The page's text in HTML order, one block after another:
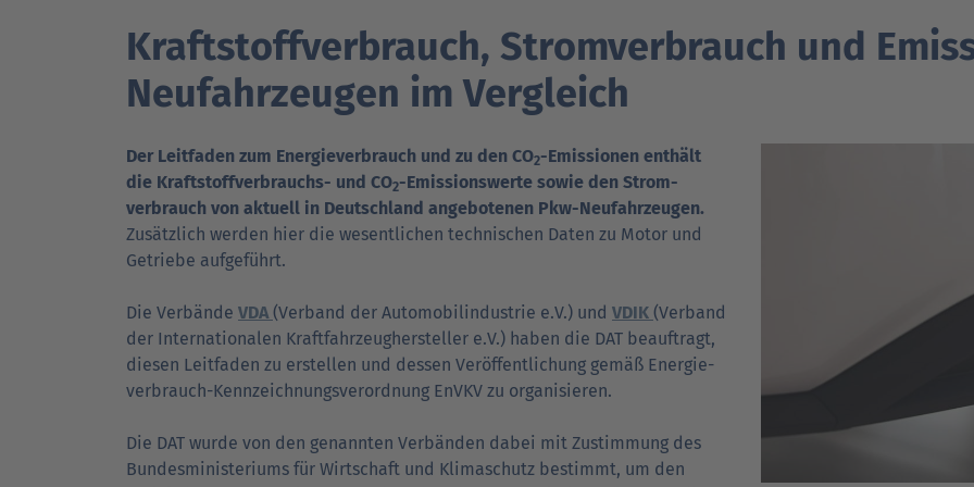
DAT Akademie: Webinare & Seminare für Kunden
DAT Akademie: Webinare & Seminare für Kunden
DAT Report Newsletter
Verträgt mein Auto B10- oder XTL-
Kraftstoff?
Kraftstoffverbrauch, Stromverbrauch und
Neufahrzeugen im Vergleich
Der Leitfaden zum Energieverbrauch und zu den CO2-Emissionen enthält
die Kraftstoff­verbrauchs- und CO2-Emissions­werte sowie den Strom­
verbrauch von aktuell in Deutsch­land angebotenen Pkw-Neu­fahr­zeugen.
Zusätz­lich werden hier die wesent­lichen tech­ni­schen Daten zu Motor und
Getriebe aufgeführt.
Die Verbände VDA(Verband der Auto­mobil­industrie e.V.) und VDIK (Verband
der Inter­nationalen Kraft­fahrzeug­hersteller e.V.) haben die DAT beauftragt,
diesen Leit­faden zu erstellen und dessen Veröf­fent­lichung gemäß Energie­
verbrauch-Kenn­zeich­nungs­ver­ord­nung EnVKV zu organisieren.
Die DAT wurde von den genannten Verbänden dabei mit Zustimmung des
Bundes­ministeriums für Wirtschaft und Klima­schutz bestimmt, um den